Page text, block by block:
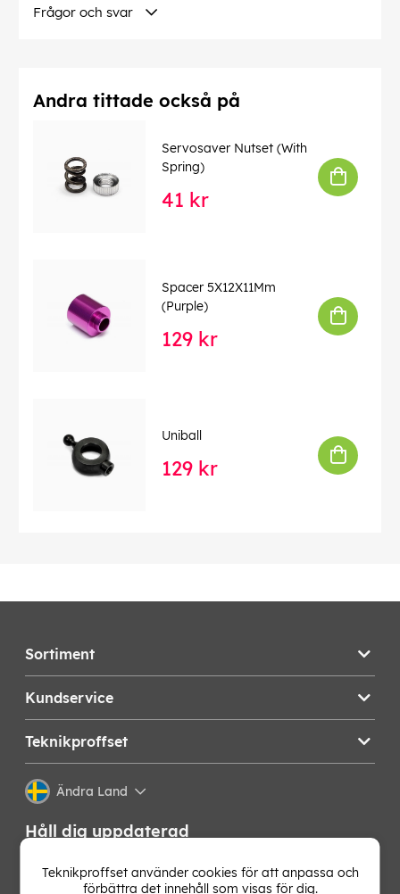
Frågor och svar
Andra tittade också på
Servosaver Nutset (With
Spring)
41 kr
Spacer 5X12X11Mm
(Purple)
129 kr
Uniball
129 kr
Sortiment
Kundservice
Teknikproffset
Ändra Land
Håll dig uppdaterad
Få de senaste nyheterna, hetaste erbjudandena och
bästa tipsen från oss direkt i din mejlkorg. Signa upp på
Teknikproffset använder cookies för att anpassa och
förbättra det innehåll som visas för dig.